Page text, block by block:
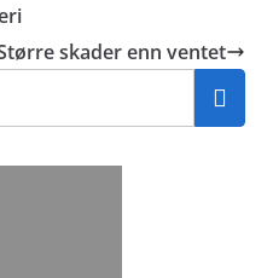
skader enn ventet